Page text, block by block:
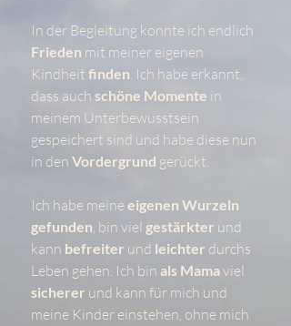
In der Begleitung konnte ich endlich
Frieden mit meiner eigenen
Kindheit finden. Ich habe erkannt,
dass auch schöne Momente in
meinem Unterbewusstsein
gespeichert sind und habe diese nun
in den Vordergrund gerückt.
Ich habe meineeigenen Wurzeln
gefunden, bin viel gestärkter und
kann befreiter und leichter durchs
Leben gehen. Ich bin als Mamaviel
sicherer und kann für mich und
meine Kinder einstehen, ohne mich